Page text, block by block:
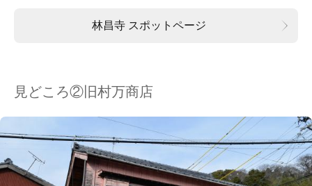
林昌寺 スポットページ
見どころ②旧村万商店